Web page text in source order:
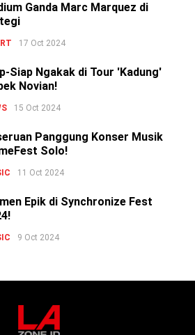
Ganda Marc Marquez di
17 Oct 2024
Siap Ngakak di Tour 'Kadung'
Novian!
15 Oct 2024
Panggung Konser Musik
Solo!
11 Oct 2024
Epik di Synchronize Fest
9 Oct 2024